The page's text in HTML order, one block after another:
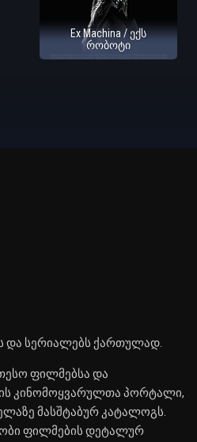
Ex Machina / ექს
რობოტი
და სერიალებს ქართულად.
ფილმებსა და
კინომოყვარულთა პორტალი,
მასშტაბურ კატალოგს.
ფილმების დეტალურ